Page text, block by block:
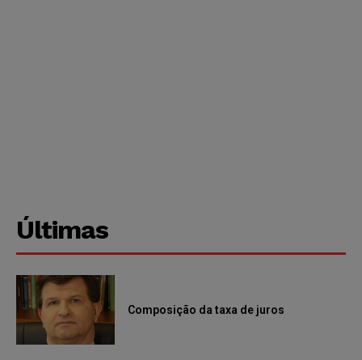
Últimas
Composição da taxa de juros